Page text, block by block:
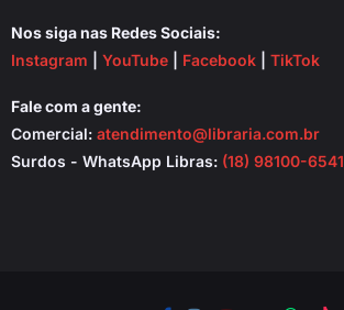
Nos siga nas Redes Sociais:
Instagram
YouTube Facebook TikTok
Fale com a gente:
Comercial: atendimento@libraria.com.br
Surdos - WhatsApp Libras: (18) 98100-6541